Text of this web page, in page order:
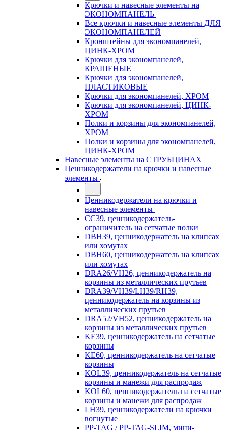
Крючки и навесные элементы на
ЭКОНОМПАНЕЛЬ
Все крючки и навесные элементы ДЛЯ
ЭКОНОМПАНЕЛЕЙ
Кронштейны для экономпанелей,
ЦИНК-ХРОМ
Крючки для экономпанелей,
КРАШЕНЫЕ
Крючки для экономпанелей,
ПЛАСТИКОВЫЕ
Крючки для экономпанелей, ХРОМ
Крючки для экономпанелей, ЦИНК-
ХРОМ
Полки и корзины для экономпанелей,
ХРОМ
Полки и корзины для экономпанелей,
ЦИНК-ХРОМ
Навесные элементы на СТРУБЦИНАХ
Ценникодержатели на крючки и навесные
элементы
Ценникодержатели на крючки и
навесные элементы
CC39, ценникодержатель-
ограничитель на сетчатые полки
DBH39, ценникодержатель на клипсах
или хомутах
DBH60, ценникодержатель на клипсах
или хомутах
DRA26/VH26, ценникодержатель на
корзины из металлических прутьев
DRA39/VH39/LH39/RH39,
ценникодержатель на корзины из
металлических прутьев
DRA52/VH52, ценникодержатель на
корзины из металлических прутьев
KE39, ценникодержатель на сетчатые
корзины
KE60, ценникодержатель на сетчатые
корзины
KOL39, ценникодержатель на сетчатые
корзины и манежи для распродаж
KOL60, ценникодержатель на сетчатые
корзины и манежи для распродаж
LH39, ценникодержатели на крючки
вогнутые
PP-TAG / PP-TAG-SLIM, мини-